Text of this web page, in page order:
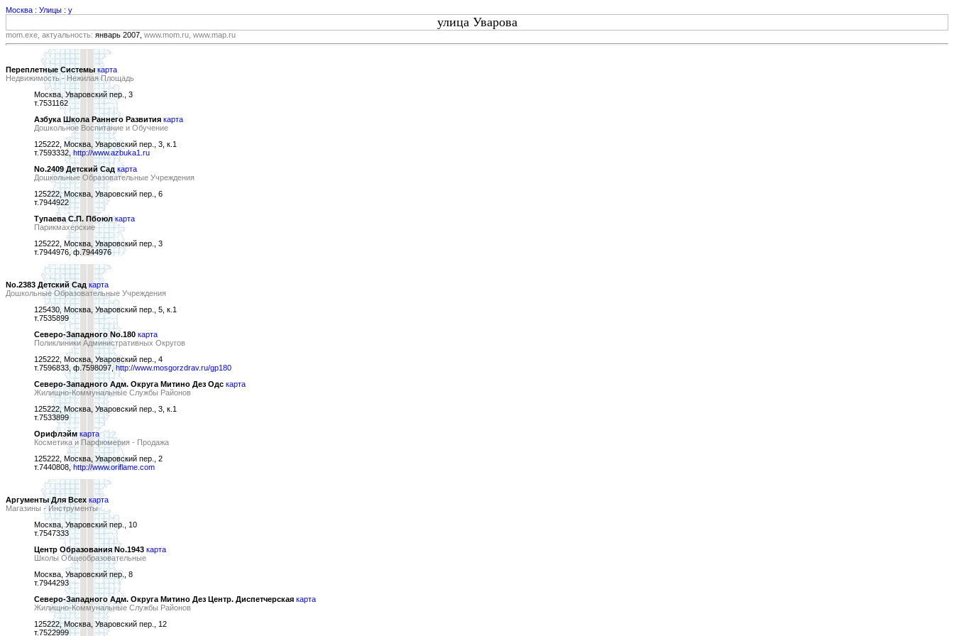
Москва : Улицы : у
улица Уварова
mom.exe, актуальность: январь 2007, www.mom.ru, www.map.ru
Переплетные Системы карта
Недвижимость - Нежилая Площадь
Москва, Уваровский пер., 3
т.7531162
Азбука Школа Раннего Развития карта
Дошкольное Воспитание и Обучение
125222, Москва, Уваровский пер., 3, к.1
т.7593332,http://www.azbuka1.ru
No.2409 Детский Сад карта
Дошкольные Образовательные Учреждения
125222, Москва, Уваровский пер., 6
т.7944922
Тупаева С.П. Пбоюл карта
Парикмахерские
125222, Москва, Уваровский пер., 3
т.7944976, ф.7944976
No.2383 Детский Сад карта
Дошкольные Образовательные Учреждения
125430, Москва, Уваровский пер., 5, к.1
т.7535899
Северо-Западного No.180 карта
Поликлиники Административных Округов
125222, Москва, Уваровский пер., 4
т.7596833, ф.7598097,http://www.mosgorzdrav.ru/gp180
Северо-Западного Адм. Округа Митино Дез Одс карта
Жилищно-Коммунальные Службы Районов
125222, Москва, Уваровский пер., 3, к.1
т.7533899
Орифлэйм карта
Косметика и Парфюмерия - Продажа
125222, Москва, Уваровский пер., 2
т.7440808,http://www.oriflame.com
Аргументы Для Всех карта
Магазины - Инструменты
Москва, Уваровский пер., 10
т.7547333
Центр Образования No.1943 карта
Школы Общеобразовательные
Москва, Уваровский пер., 8
т.7944293
Северо-Западного Адм. Округа Митино Дез Центр. Диспетчерская карта
Жилищно-Коммунальные Службы Районов
125222, Москва, Уваровский пер., 12
т.7522999